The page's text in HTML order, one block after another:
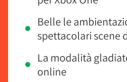
Belle le
spettacolari scene
La modalità
online